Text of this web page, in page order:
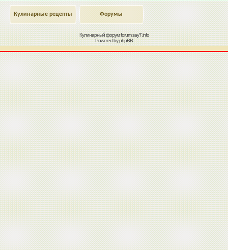
Кулинарные рецепты Форумы
Кулинарный форумforum.say7.info
Powered byphpBB